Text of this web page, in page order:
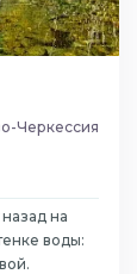
на
воды:
Черкессия